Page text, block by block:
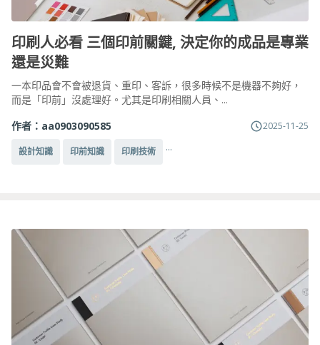
印刷人必看 三個印前關鍵, 決定你的成品是專業
還是災難
一本印品會不會被退貨、重印、客訴，很多時候不是機器不夠好，
而是「印前」沒處理好。尤其是印刷相關人員、...
作者： aa0903090585 2025-11-25
設計知識 印前知識 印刷技術 ...